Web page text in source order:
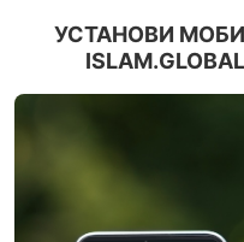
УСТАНОВИ